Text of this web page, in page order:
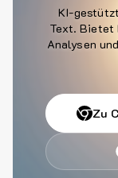
KI-
Text. Bietet
Analysen
Zu